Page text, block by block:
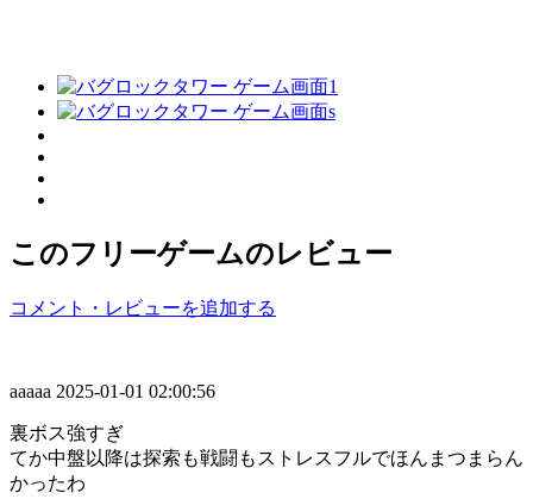
このフリーゲームのレビュー
コメント・レビューを追加する
aaaaa 2025-01-01 02:00:56
裏ボス強すぎ
てか中盤以降は探索も戦闘もストレスフルでほんまつまらん
かったわ